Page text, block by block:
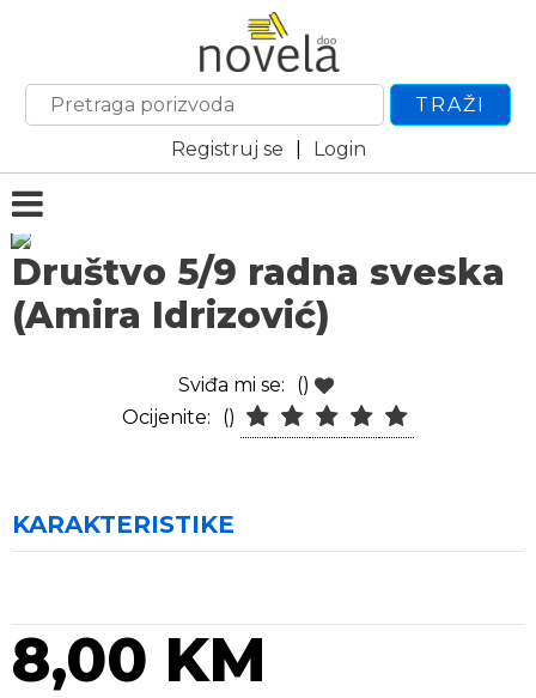
TRAŽI
Registruj se
Login
Društvo 5/9 radna sveska
(Amira Idrizović)
Sviđa mi se:
()
Ocijenite:
()
KARAKTERISTIKE
8,00 KM